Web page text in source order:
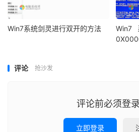
Win7系统剑灵进行双开的方法
评论 抢沙发
评论前必须登录
立即登录